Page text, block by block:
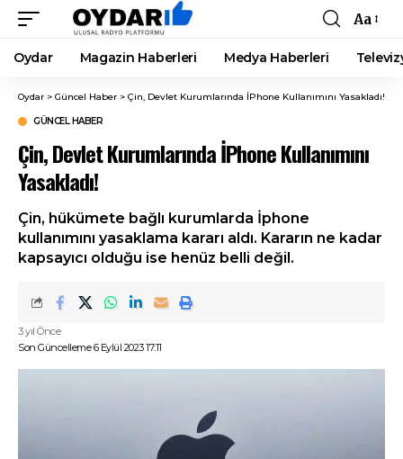
Font
Resizer
Aa
Oydar Magazin Haberleri Medya Haberleri
Oydar > Güncel Haber > Çin, Devlet Kurumlarında İPhone Kullanımını Yasakladı!
GÜNCEL HABER
Çin, Devlet Kurumlarında İPhone Kullanımını
Yasakladı!
Çin, hükümete bağlı kurumlarda İphone
kullanımını yasaklama kararı aldı. Kararın ne kadar
kapsayıcı olduğu ise henüz belli değil.
Son Güncelleme 6 Eylül 2023 17:11
3 yıl Önce